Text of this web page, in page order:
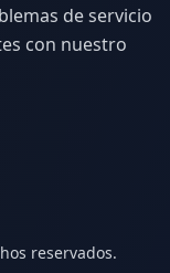
de servicio
con nuestro
reservados.